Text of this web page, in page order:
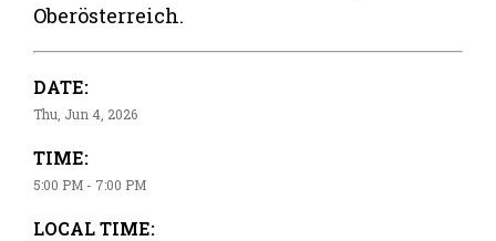
Oberösterreich.
DATE:
Thu, Jun 4, 2026
TIME:
5:00 PM - 7:00 PM
LOCAL TIME: